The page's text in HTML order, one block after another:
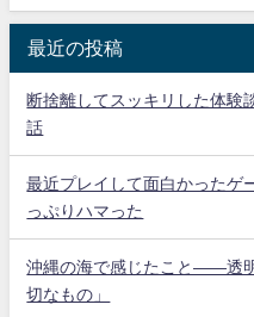
最近の投稿
断捨離してスッキリした体験
話
最近プレイして面白かったゲ
っぷりハマった
沖縄の海で感じたこと——透
切なもの」